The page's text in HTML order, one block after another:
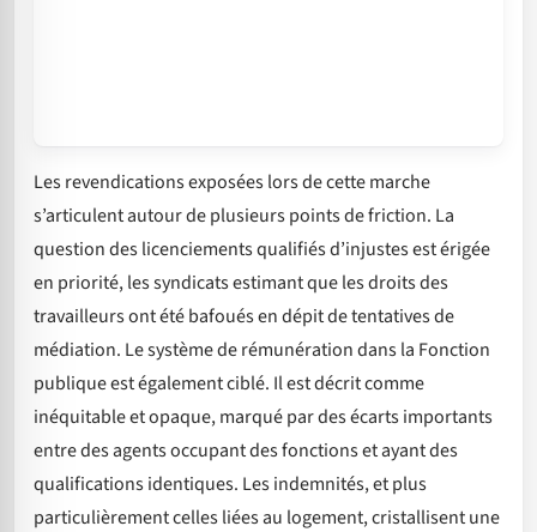
Les revendications exposées lors de cette marche
s’articulent autour de plusieurs points de friction. La
question des licenciements qualifiés d’injustes est érigée
en priorité, les syndicats estimant que les droits des
travailleurs ont été bafoués en dépit de tentatives de
médiation. Le système de rémunération dans la Fonction
publique est également ciblé. Il est décrit comme
inéquitable et opaque, marqué par des écarts importants
entre des agents occupant des fonctions et ayant des
qualifications identiques. Les indemnités, et plus
particulièrement celles liées au logement, cristallisent une